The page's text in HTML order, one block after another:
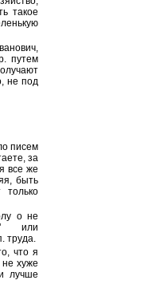
такое
путем
не под
писем
за
все же
быть
о не
или
труда.
что я
хуже
лучше